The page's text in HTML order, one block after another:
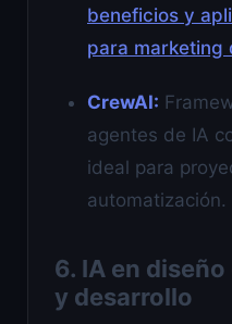
beneficios y
para marketing
CrewAI:
agentes de IA
ideal para
automatización.
6. IA en
y desarrollo